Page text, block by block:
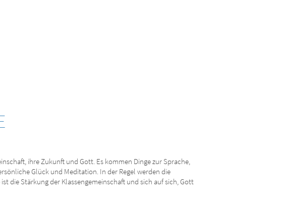
ihre Zukunft und Gott. Es kommen Dinge zur Sprache,
Glück und Meditation. In der Regel werden die
die Stärkung der Klassengemeinschaft und sich auf sich, Gott